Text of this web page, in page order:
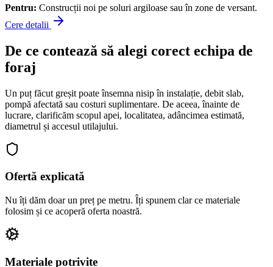
Pentru: Construcții noi pe soluri argiloase sau în zone de versant.
Cere detalii
De ce contează să alegi corect echipa de
foraj
Un puț făcut greșit poate însemna nisip în instalație, debit slab,
pompă afectată sau costuri suplimentare. De aceea, înainte de
lucrare, clarificăm scopul apei, localitatea, adâncimea estimată,
diametrul și accesul utilajului.
Ofertă explicată
Nu îți dăm doar un preț pe metru. Îți spunem clar ce materiale
folosim și ce acoperă oferta noastră.
Materiale potrivite